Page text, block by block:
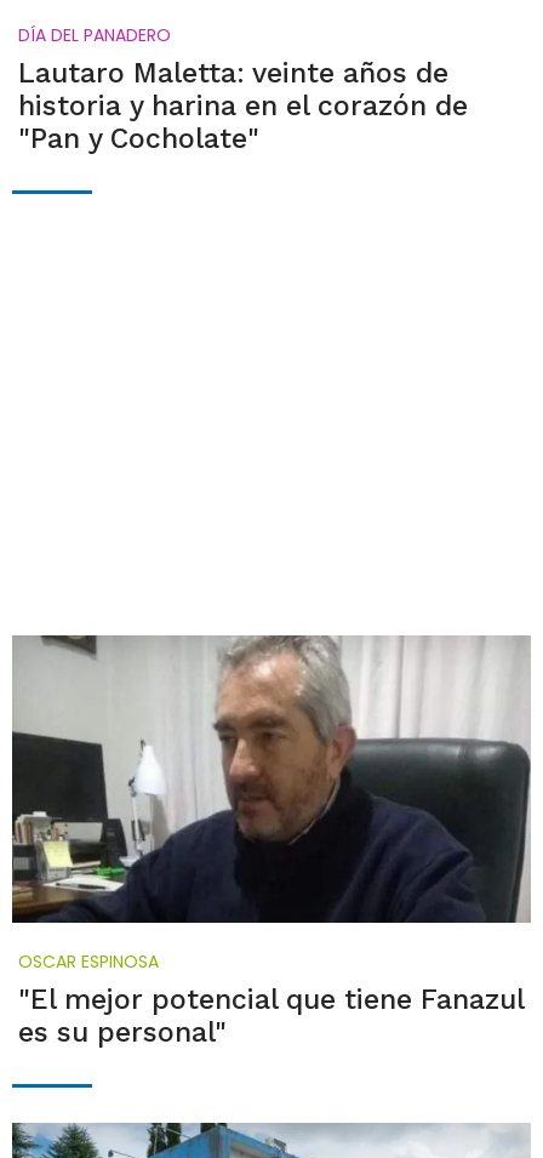
DÍA DEL PANADERO
Lautaro Maletta: veinte años de
historia y harina en el corazón de
"Pan y Cocholate"
OSCAR ESPINOSA
"El mejor potencial que tiene Fanazul
es su personal"